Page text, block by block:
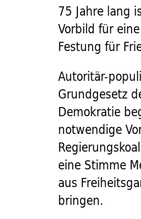
75 Jahre lang
Vorbild für
Festung für
Autoritär-
Grundgesetz
Demokratie
notwendige
eine Stimme
aus
bringen.